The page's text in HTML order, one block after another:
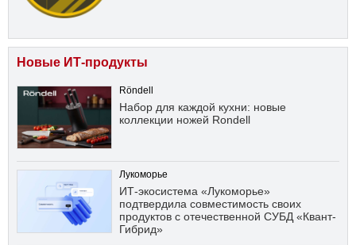
Новые ИТ-продукты
Röndell
Набор для каждой кухни: новые
коллекции ножей Rondell
Лукоморье
ИТ-экосистема «Лукоморье»
подтвердила совместимость своих
продуктов с отечественной СУБД «Квант-
Гибрид»